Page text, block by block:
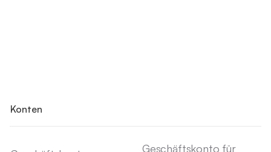
Konten
Geschäftskonto für